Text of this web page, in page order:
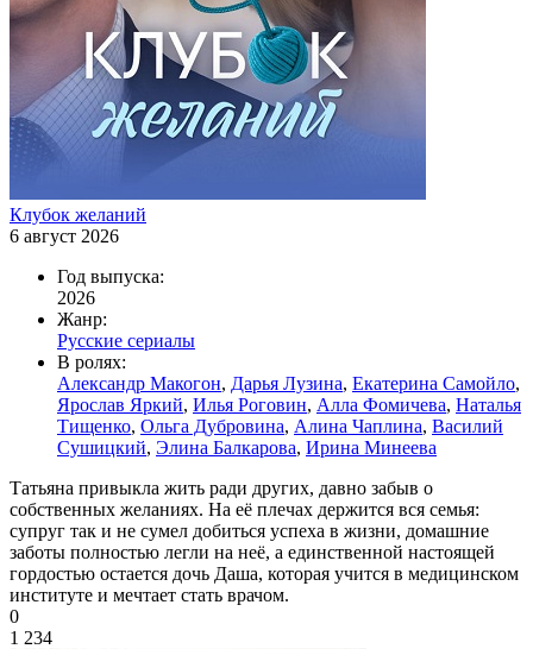
Клубок желаний
6 август 2026
Год выпуска:
2026
Жанр:
Русские сериалы
В ролях:
Александр Макогон, Дарья Лузина, Екатерина Самойло,
Ярослав Яркий, Илья Роговин, Алла Фомичева, Наталья
Тищенко, Ольга Дубровина, Алина Чаплина, Василий
Сушицкий, Элина Балкарова, Ирина Минеева
Татьяна привыкла жить ради других, давно забыв о
собственных желаниях. На её плечах держится вся семья:
супруг так и не сумел добиться успеха в жизни, домашние
заботы полностью легли на неё, а единственной настоящей
гордостью остается дочь Даша, которая учится в медицинском
институте и мечтает стать врачом.
0
1 234